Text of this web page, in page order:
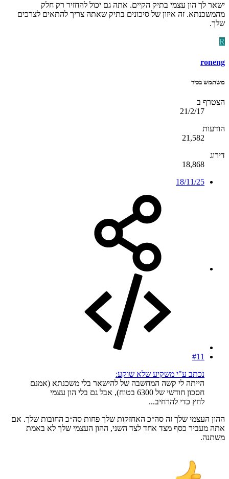
ישאר לך הון עצמי בתיק הקיים. אתה גם יכול להחזיר רק חלק
מהמשכנתא. זה איזון של סיכונים בתיק שאתה צריך להתאים לצרכים
שלך.
R
roneng
משתמש בכיר
הצטרף ב
21/2/17
הודעות
21,582
דירוג
18,868
18/11/25
#11
נכתב ע"י משקיע שלא שוקע:
הייתה לי קשה המחשבה של להישאר בלי משכנתא (אמנם
חסכון חודשי של 6300 בטוח), אבל גם בלי הון עצמי
לחץ כדי להרחיב...
ההון העצמי שלך זה סה״כ האחזקות שלך פחות סה״כ החובות שלך. אם
אתה מעביר כסף מצד אחד לצד השני, ההון העצמי שלך לא באמת
משתנה.